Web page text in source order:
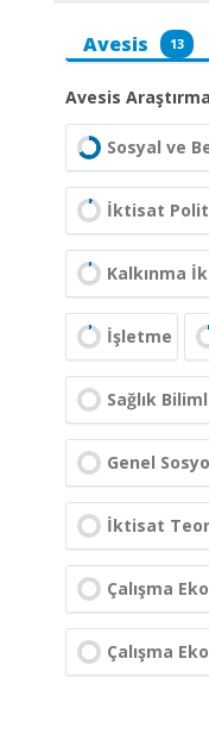
Avesis 13
Avesis
Sosyal ve
İktisat
Kalkınma
İşletme
Sağlık
Genel
İktisat
Çalışma
Çalışma